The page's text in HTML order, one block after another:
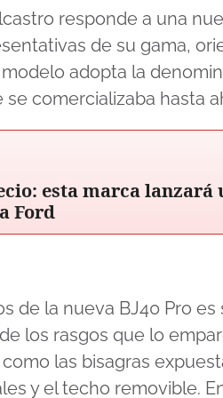
responde a una
de su gama,
adopta la
comercializaba hasta
esta marca lanzará
Ford
de la nueva BJ40 Pro es
los rasgos que lo
las bisagras
y el techo removible.